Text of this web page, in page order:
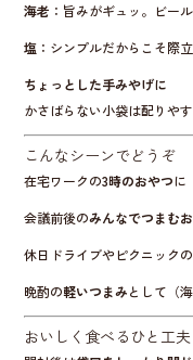
海老 ：旨みがギュッ。ビー
塩 ：シンプルだからこそ際
ちょっとした手みやげに
かさばらない小袋は配りや
こんなシーンでどうぞ
在宅ワークの3時のおやつに
会議前後のみんなでつまむ
休日ドライブやピクニックの
晩酌の軽いつまみとして（
おいしく食べるひと工夫